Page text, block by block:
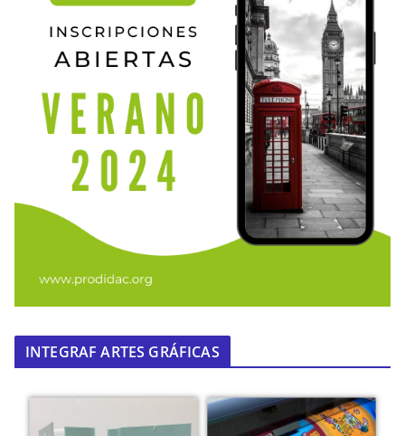
INTEGRAF ARTES GRÁFICAS